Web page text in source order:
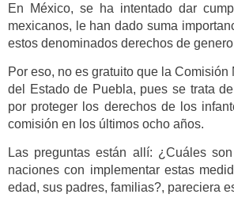
En México, se ha intentado dar
mexicanos, le han dado suma
estos denominados derechos de
Por eso, no es gratuito que la
del Estado de Puebla, pues se trata
por proteger los derechos de los
comisión en los últimos ocho años.
Las preguntas están allí: ¿Cuáles
naciones con implementar estas
edad, sus padres, familias?, pareciera